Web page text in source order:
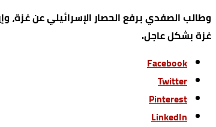
وطالب الصفدي برفع الحصار الإسرائيلي عن غزة،
غزة بشكل عاجل.
Facebook
Twitter
Pinterest
LinkedIn